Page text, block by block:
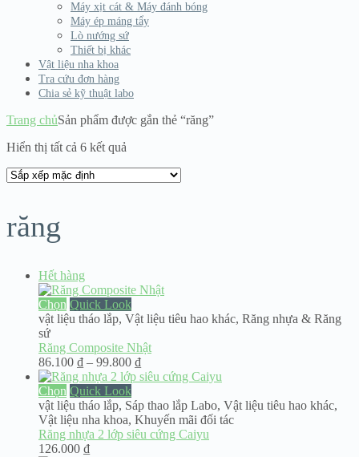
Máy xịt cát & Máy đánh bóng
Máy ép máng tẩy
Lò nướng sứ
Thiết bị khác
Vật liệu nha khoa
Tra cứu đơn hàng
Chia sẻ kỹ thuật labo
Trang chủSản phẩm được gắn thẻ “răng”
Hiển thị tất cả 6 kết quả
răng
Hết hàng
Chọn Quick Look
vật liệu tháo lắp, Vật liệu tiêu hao khác, Răng nhựa & Răng
sứ
Răng Composite Nhật
86.100 ₫ – 99.800 ₫Khoảng
giá:
86.100 ₫
đến
99.800 ₫
Chọn Quick Look
vật liệu tháo lắp, Sáp thao lắp Labo, Vật liệu tiêu hao khác,
Vật liệu nha khoa, Khuyến mãi đối tác
Răng nhựa 2 lớp siêu cứng Caiyu
126.000 ₫